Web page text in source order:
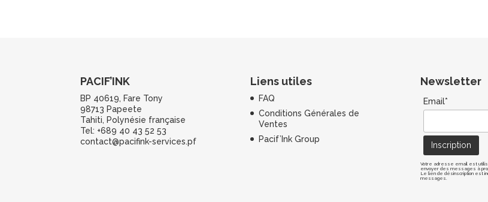
PACIF’INK
BP 40619, Fare Tony
98713 Papeete
Tahiti, Polynésie française
Tel: +689 40 43 52 53
contact@pacifink-services.pf
Liens utiles
FAQ
Conditions Générales de
Ventes
Pacif’Ink Group
Newsletter
Email*
Votre adresse email est
envoyer des messages à
Le lien de désinscription est
messages.